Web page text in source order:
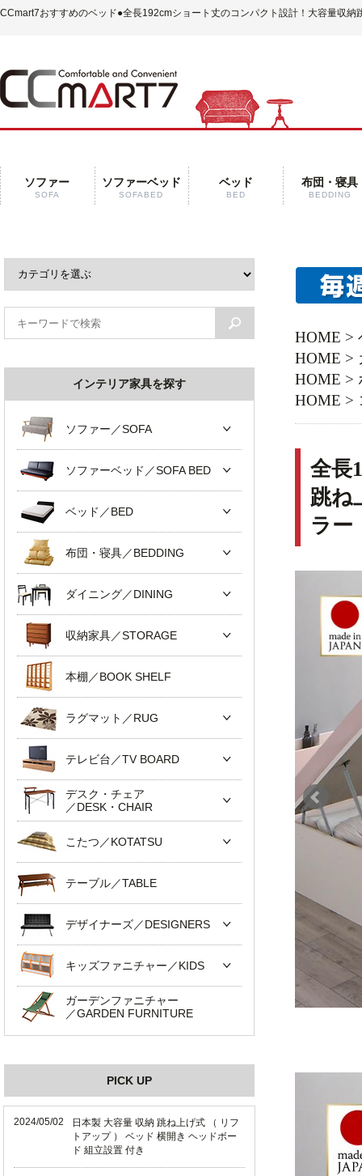
CCmart7おすすめのベッド●全長192cmショート丈のコンパクト設計！大容量収
ソファー
SOFA
ソファーベッド
SOFABED
ベッド
BED
布団・寝具
BEDDING
HOME >
HOME >
HOME >
HOME >
全長
跳ね
ラー
インテリア家具を探す
ソファー／SOFA
ソファーベッド／SOFA BED
ベッド／BED
布団・寝具／BEDDING
ダイニング／DINING
収納家具／STORAGE
本棚／BOOK SHELF
ラグマット／RUG
テレビ台／TV BOARD
デスク・チェア
／DESK・CHAIR
こたつ／KOTATSU
テーブル／TABLE
デザイナーズ／DESIGNERS
キッズファニチャー／KIDS
ガーデンファニチャー
／GARDEN FURNITURE
PICK UP
2024/05/02
日本製 大容量 収納 跳ね上げ式 （ リフ
トアップ ） ベッド 横開き ヘッドボー
ド 組立設置 付き